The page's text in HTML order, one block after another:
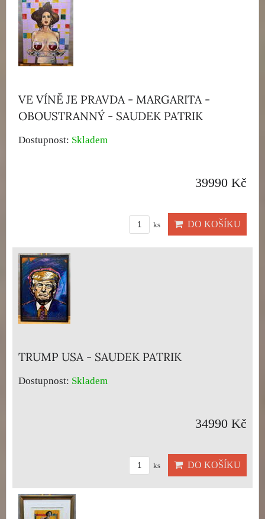
VE VÍNĚ JE PRAVDA - MARGARITA -
OBOUSTRANNÝ - SAUDEK PATRIK
Dostupnost: Skladem
39990 Kč
ks DO KOŠÍKU
TRUMP USA - SAUDEK PATRIK
Dostupnost: Skladem
34990 Kč
ks DO KOŠÍKU